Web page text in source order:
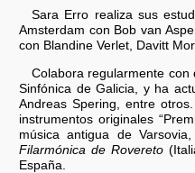
Sara Erro realiza sus
Amsterdam con Bob van
con Blandine Verlet, Davitt
Colabora regularmente
Sinfónica de Galicia, y ha
Andreas Spering, entre
instrumentos originales
música antigua de
Filarmónica de Rovereto
España.